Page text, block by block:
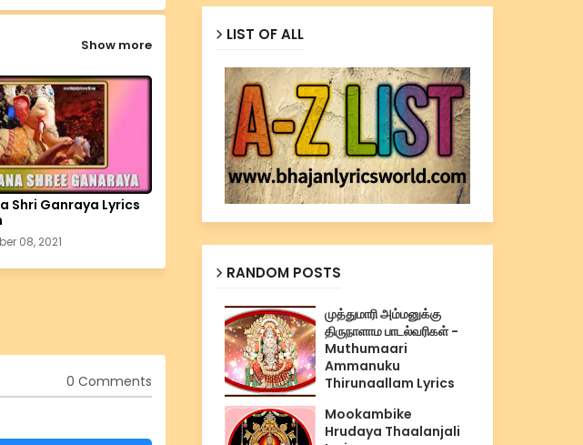
Show more
Shri Ganraya Lyrics
08, 2021
0 Comments
LIST OF ALL
RANDOM POSTS
முத்துமாரி அம்மனுக்கு
திருநாளாம பாடல்வரிகள் -
Muthumaari
Ammanuku
Thirunaallam Lyrics
Mookambike
Hrudaya Thaalanjali